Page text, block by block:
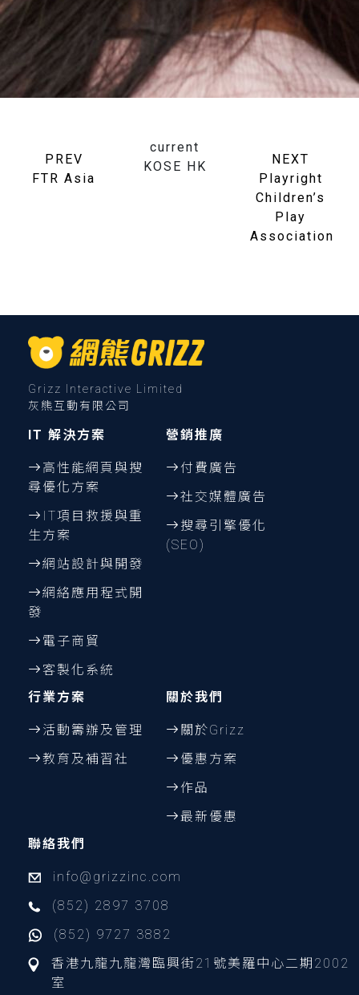
PREV
FTR Asia
current
KOSE HK
NEXT
Playright
Children’s
Play
Association
Grizz Interactive Limited
灰熊互動有限公司
IT 解決方案
高性能網頁與搜
尋優化方案
IT項目救援與重
生方案
網站設計與開發
網絡應用程式開
發
電子商貿
客製化系統
營銷推廣
付費廣告
社交媒體廣告
搜尋引擎優化
(SEO)
行業方案
活動籌辦及管理
教育及補習社
關於我們
關於Grizz
優惠方案
作品
最新優惠
聯絡我們
info@grizzinc.com
(852) 2897 3708
(852) 9727 3882
香港九龍九龍灣臨興街21號美羅中心二期2002
室